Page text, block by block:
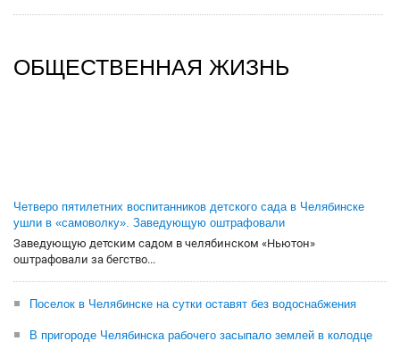
ОБЩЕСТВЕННАЯ ЖИЗНЬ
Четверо пятилетних воспитанников детского сада в Челябинске
ушли в «самоволку». Заведующую оштрафовали
Заведующую детским садом в челябинском «Ньютон»
оштрафовали за бегство...
Поселок в Челябинске на сутки оставят без водоснабжения
В пригороде Челябинска рабочего засыпало землей в колодце